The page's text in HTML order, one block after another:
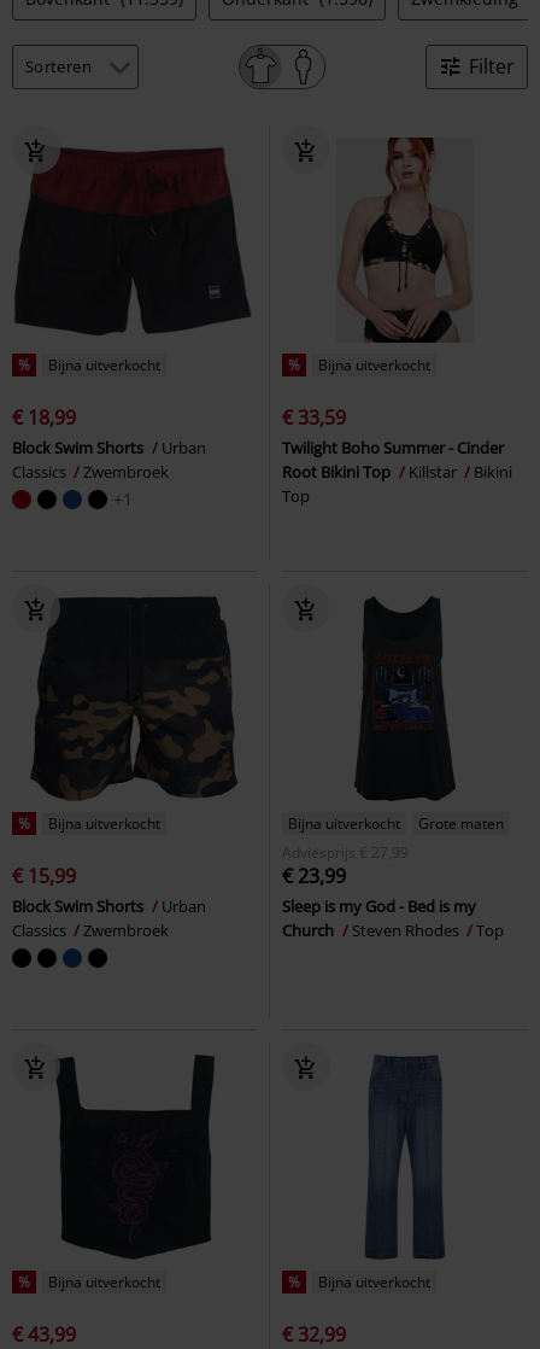
Filter
% Bijna uitverkocht
€ 18,99
Block Swim Shorts
Urban
Classics
Zwembroek
+1
% Bijna uitverkocht
€ 33,59
Twilight Boho Summer - Cinder
Root Bikini Top
Killstar
Bikini
Top
% Bijna uitverkocht
€ 15,99
Block Swim Shorts
Urban
Classics
Zwembroek
Bijna uitverkocht
Grote maten
Adviesprijs
€ 27,99
€ 23,99
Sleep is my God - Bed is my
Church
Steven Rhodes Top
% Bijna uitverkocht
€ 43,99
% Bijna uitverkocht
€ 32,99